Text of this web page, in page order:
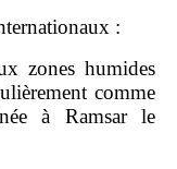
:
zones humides
comme
à Ramsar le